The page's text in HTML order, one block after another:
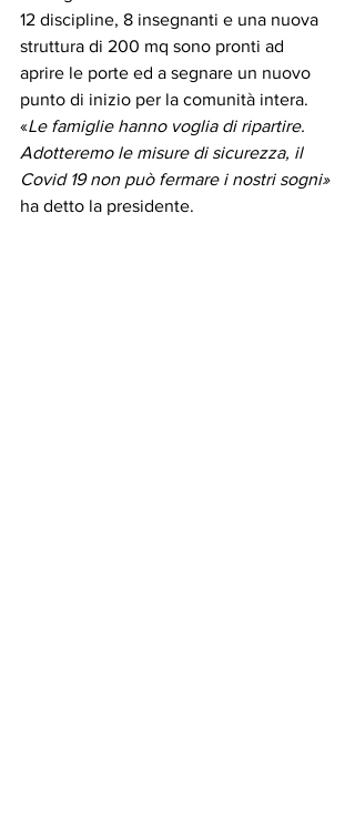
12 discipline, 8 insegnanti e una nuova
struttura di 200 mq sono pronti ad
aprire le porte ed a segnare un nuovo
punto di inizio per la comunità intera.
«Le famiglie hanno voglia di ripartire.
Adotteremo le misure di sicurezza, il
Covid 19 non può fermare i nostri sogni»
ha detto la presidente.